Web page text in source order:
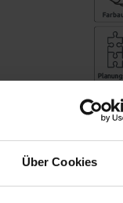
Über Cookies